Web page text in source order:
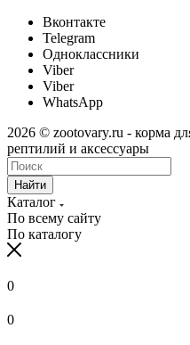
Вконтакте
Telegram
Одноклассники
Viber
Viber
WhatsApp
2026 © zootovary.ru - корма
рептилий и аксессуары
Найти
Каталог
По всему сайту
По каталогу
0
0